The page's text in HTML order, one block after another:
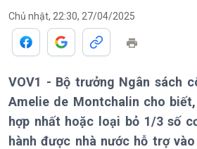
Thời
Bản
Chủ nhật, 22:30, 27/04/2025
VOV1 - Bộ trưởng Ngân sách
Amelie de Montchalin cho
hợp nhất hoặc loại bỏ 1/3 số
hành được nhà nước hỗ trợ